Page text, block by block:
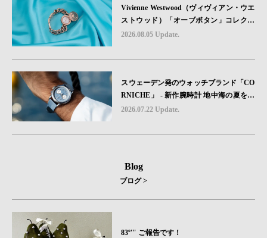
Vivienne Westwood（ヴィヴィアン・ウエ
ストウッド）「オーブボタン」コレクシ
ョンに、⽇本限定カラーのローズゴール
2026.08.05 Update.
スウェーデン発のウォッチブランド「CO
RNICHE」 - 新作腕時計 地中海の夏を映
す、爽やかなブルーダイヤル「Heritage C
2026.07.22 Update.
Blog
ブログ >
83º'" ご報告です！